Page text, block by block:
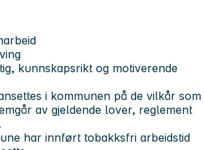
kunnskapsrikt og motiverende
i kommunen på de vilkår som
av gjeldende lover, reglement
har innført tobakksfri arbeidstid